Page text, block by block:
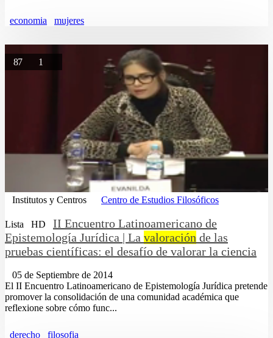
economia mujeres
87 1
Institutos y Centros Centro de Estudios Filosóficos
Lista HD
II Encuentro Latinoamericano de
Epistemología Jurídica | La valoración de las
pruebas científicas: el desafío de valorar la ciencia
05 de Septiembre de 2014
El II Encuentro Latinoamericano de Epistemología Jurídica pretende
promover la consolidación de una comunidad académica que
reflexione sobre cómo func...
derecho filosofia